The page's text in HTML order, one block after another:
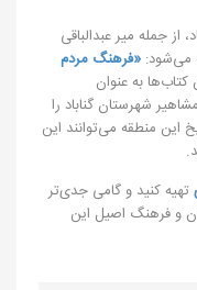
از جمله میر عبدالباقی
می‌شود: «فرهنگ مردم
کتاب‌ها به عنوان
شهرستان گناباد را
این منطقه می‌توانند این
تهیه کنید و گامی جدی‌تر
و فرهنگ اصیل این